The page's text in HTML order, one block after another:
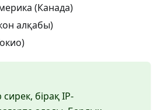
(Канада)
алқабы)
бірақ IP-